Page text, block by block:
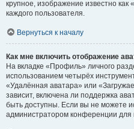
крупное, изображение известно
каждого пользователя.
Вернуться к началу
Как мне включить отображение
На вкладке «Профиль» личного
использованием четырёх
«Удалённая аватара» или
зависит, включена ли поддержка
быть доступны. Если вы не можете
администратором конференции для